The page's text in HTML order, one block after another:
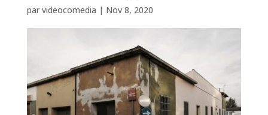
par videocomedia | Nov 8, 2020